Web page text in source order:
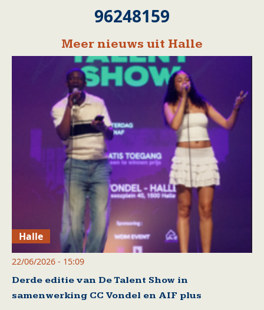
96248159
Meer nieuws uit Halle
Halle
22/06/2026 - 15:09
Derde editie van De Talent Show in
samenwerking CC Vondel en AIF plus